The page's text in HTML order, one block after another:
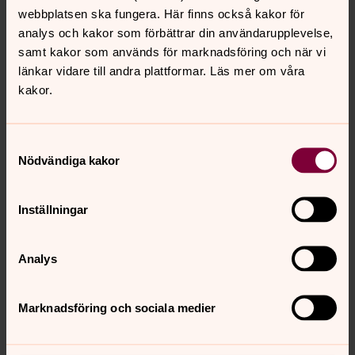
webbplatsen ska fungera. Här finns också kakor för
analys och kakor som förbättrar din användarupplevelse,
samt kakor som används för marknadsföring och när vi
länkar vidare till andra plattformar. Läs mer om våra
kakor.
Nödvändiga kakor
Inställningar
Analys
Marknadsföring och sociala medier
klocktornet i Sävar, 31 december
2021
Församlingens präst Jonas Nording sänder en
nyårshälsning om ett hoppfyllt 2022 med sin egen
version av Tennysons Nyårsklockan. Gott nytt år önskar
Play: Hemmagudstjänst från
Klockarbacken, söndag 16 maj 2021
Vem är Hjälparen och varför kan det vara så svårt att ta
emot hjälp. Välkommen till en digital friluftsgudstjänst
sång av Marielle Karlsson och Marina Karlsson.
Play: Hemmagudstjänst från Sävar